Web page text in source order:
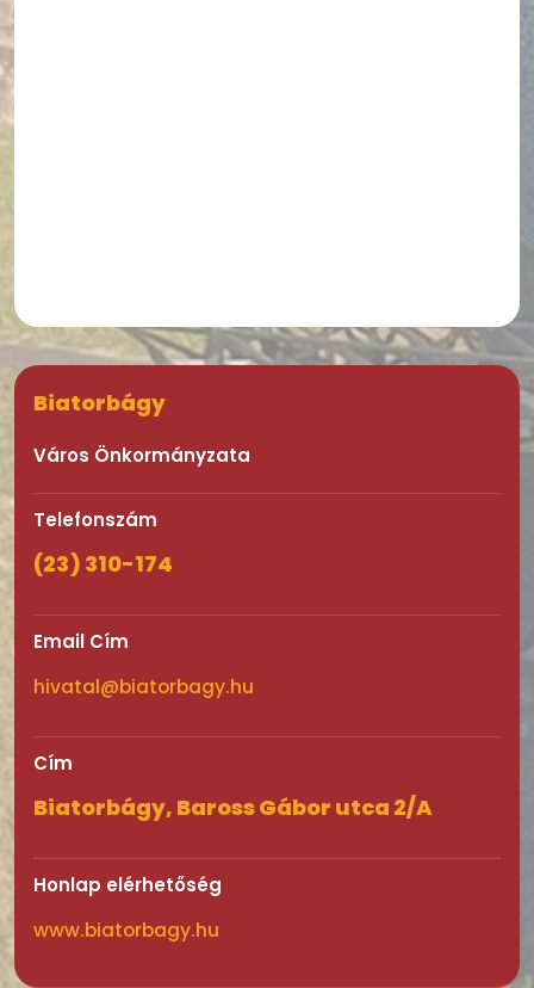
Biatorbágy
Város Önkormányzata
Telefonszám
(23) 310-174
Email Cím
hivatal@biatorbagy.hu
Cím
Biatorbágy, Baross Gábor utca 2/A
Honlap elérhetőség
www.biatorbagy.hu